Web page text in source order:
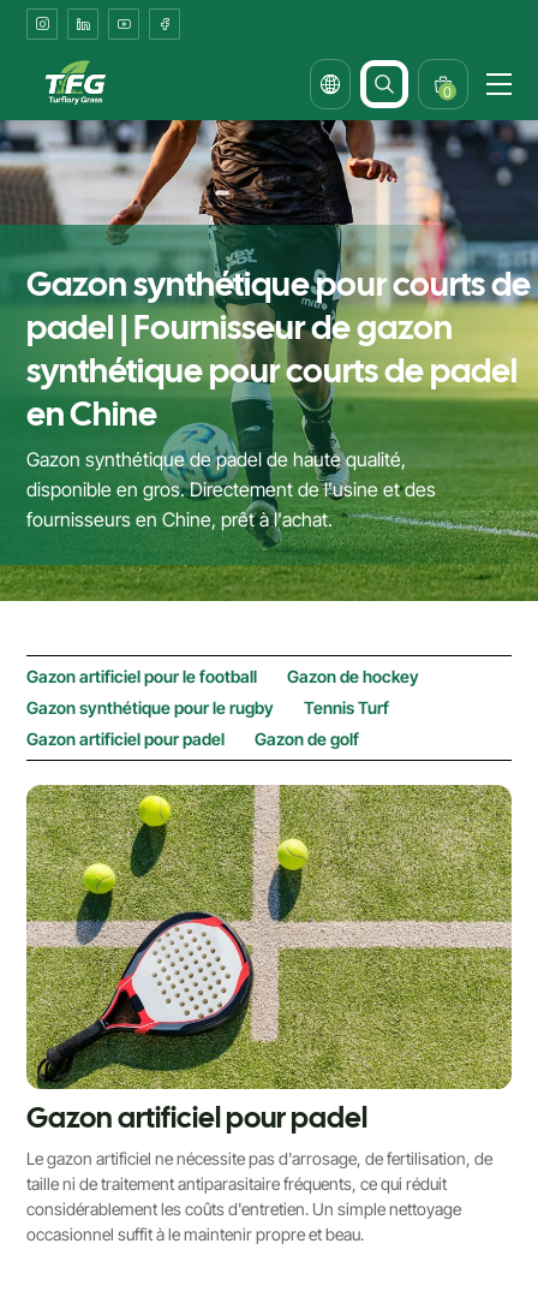
Padel
Court
Turf
Supplier
&
Factory
in
China
0
Gazon synthétique pour courts de
padel | Fournisseur de gazon
synthétique pour courts de padel
en Chine
Gazon synthétique de padel de haute qualité,
disponible en gros. Directement de l'usine et des
fournisseurs en Chine, prêt à l'achat.
Gazon artificiel pour le football
Gazon de hockey
Gazon synthétique pour le rugby
Tennis Turf
Gazon artificiel pour padel
Gazon de golf
Gazon artificiel pour padel
Le gazon artificiel ne nécessite pas d'arrosage, de fertilisation, de
taille ni de traitement antiparasitaire fréquents, ce qui réduit
considérablement les coûts d'entretien. Un simple nettoyage
occasionnel suffit à le maintenir propre et beau.